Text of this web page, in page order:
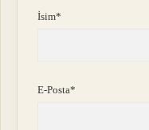
İsim*
E-Posta*